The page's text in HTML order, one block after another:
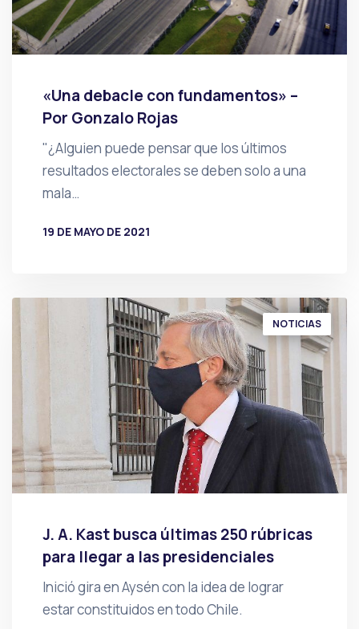
«Una debacle con fundamentos» –
Por Gonzalo Rojas
"¿Alguien puede pensar que los últimos
resultados electorales se deben solo a una
mala…
19 DE MAYO DE 2021
NOTICIAS
J. A. Kast busca últimas 250 rúbricas
para llegar a las presidenciales
Inició gira en Aysén con la idea de lograr
estar constituidos en todo Chile.